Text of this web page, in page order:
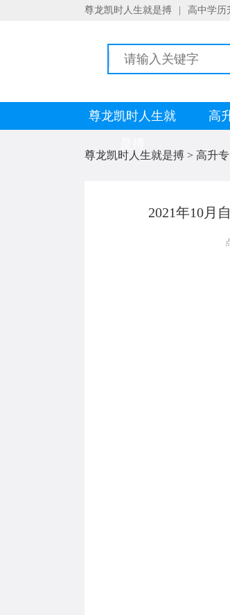
尊龙凯时人生就是搏 高中学历
尊龙凯时人生就
高
尊龙凯时人生就是搏 > 高升专
2021年10月